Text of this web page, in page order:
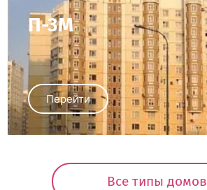
П-3М
Перейти
Все типы домов